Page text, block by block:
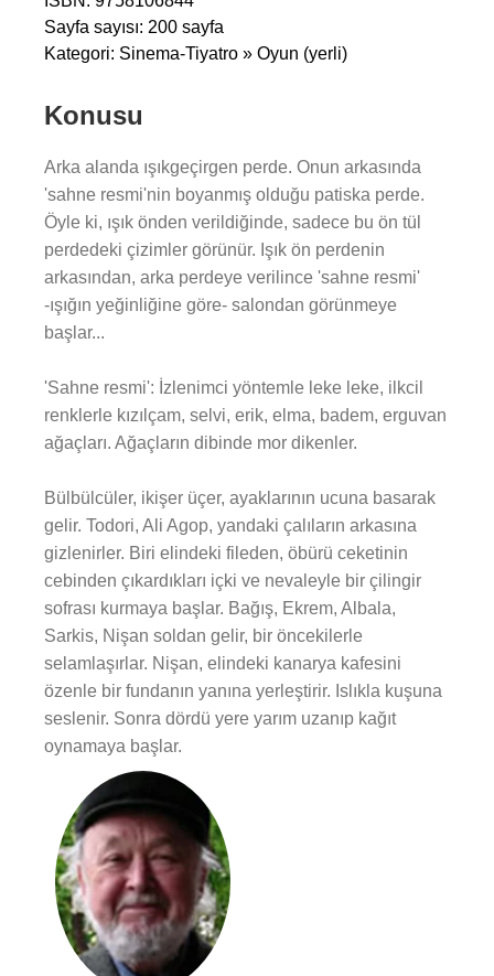
Sayfa sayısı: 200 sayfa
Kategori: Sinema-Tiyatro » Oyun (yerli)
Konusu
Arka alanda ışıkgeçirgen perde. Onun arkasında
'sahne resmi'nin boyanmış olduğu patiska perde.
Öyle ki, ışık önden verildiğinde, sadece bu ön tül
perdedeki çizimler görünür. Işık ön perdenin
arkasından, arka perdeye verilince 'sahne resmi'
-ışığın yeğinliğine göre- salondan görünmeye
başlar...
'Sahne resmi': İzlenimci yöntemle leke leke, ilkcil
renklerle kızılçam, selvi, erik, elma, badem, erguvan
ağaçları. Ağaçların dibinde mor dikenler.
Bülbülcüler, ikişer üçer, ayaklarının ucuna basarak
gelir. Todori, Ali Agop, yandaki çalıların arkasına
gizlenirler. Biri elindeki fileden, öbürü ceketinin
cebinden çıkardıkları içki ve nevaleyle bir çilingir
sofrası kurmaya başlar. Bağış, Ekrem, Albala,
Sarkis, Nişan soldan gelir, bir öncekilerle
selamlaşırlar. Nişan, elindeki kanarya kafesini
özenle bir fundanın yanına yerleştirir. Islıkla kuşuna
seslenir. Sonra dördü yere yarım uzanıp kağıt
oynamaya başlar.